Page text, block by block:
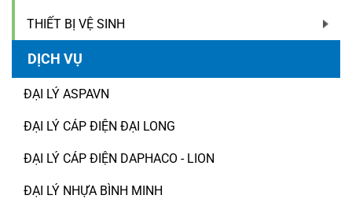
THIẾT BỊ VỆ SINH
DỊCH VỤ
ĐẠI LÝ ASPAVN
ĐẠI LÝ CÁP ĐIỆN ĐẠI LONG
ĐẠI LÝ CÁP ĐIỆN DAPHACO - LION
ĐẠI LÝ NHỰA BÌNH MINH